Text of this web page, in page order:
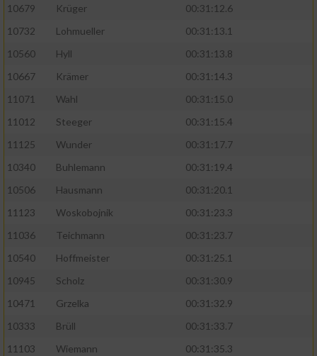
10679
Krüger
00:31:12.6
10732
Lohmueller
00:31:13.1
10560
Hyll
00:31:13.8
10667
Krämer
00:31:14.3
11071
Wahl
00:31:15.0
11012
Steeger
00:31:15.4
11125
Wunder
00:31:17.7
10340
Buhlemann
00:31:19.4
10506
Hausmann
00:31:20.1
11123
Woskobojnik
00:31:23.3
11036
Teichmann
00:31:23.7
10540
Hoffmeister
00:31:25.1
10945
Scholz
00:31:30.9
10471
Grzelka
00:31:32.9
10333
Brüll
00:31:33.7
11103
Wiemann
00:31:35.3